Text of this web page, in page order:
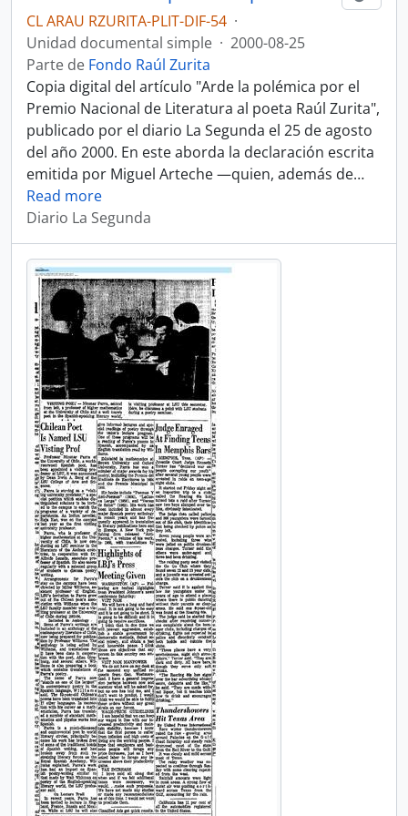
CL ARAU RZURITA-PLIT-DIF-54 ·
Unidad documental simple · 2000-08-25
Parte de Fondo Raúl Zurita
Copia digital del artículo "Arde la polémica por el
Premio Nacional de Literatura al poeta Raúl Zurita",
publicado por el diario La Segunda el 25 de agosto
del año 2000. En este aborda la declaración escrita
emitida por Miguel Arteche —quien, además de…
Read more
Diario La Segunda